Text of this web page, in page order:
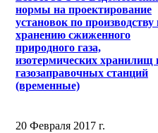
нормы на проектирование
установок по производству
хранению сжиженного
природного газа,
изотермических хранилищ
газозаправочных станций
(временные)
20 Февраля 2017 г.